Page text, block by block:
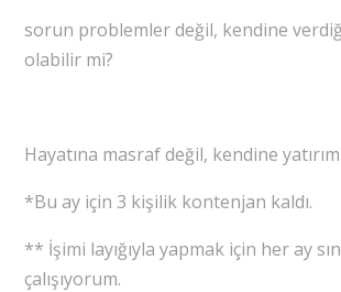
sorun problemler değil, kendine
olabilir mi?
Hayatına masraf değil, kendine
*Bu ay için 3 kişilik kontenjan kaldı.
** İşimi layığıyla yapmak için her ay
çalışıyorum.